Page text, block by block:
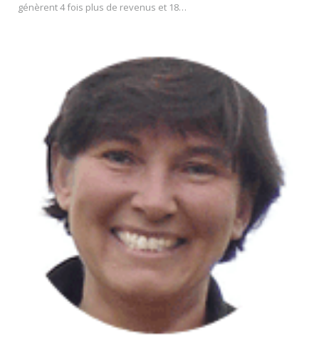
génèrent 4 fois plus de revenus et 18…